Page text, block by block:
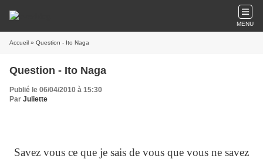
MENU
Accueil » Question - Ito Naga
Question - Ito Naga
Publié le 06/04/2010 à 15:30
Par Juliette
Savez vous ce que je sais de vous que vous ne savez